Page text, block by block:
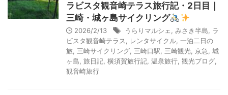
ラビスタ観音崎テラス旅行記・2日目｜
三崎・城ヶ島サイクリング
2026/2/13 うらりマルシェ みさき半島
ラ
ビスタ観音崎テラス
レンタサイクル 一泊二日の
旅
三崎サイクリング 三崎口駅 三崎観光 京急
城
ヶ島 旅日記 横須賀旅行記 温泉旅行 観光ブログ
観音崎旅行